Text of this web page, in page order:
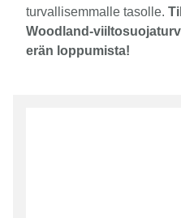
turvallisemmalle tasolle.
Woodland-
erän loppumista!